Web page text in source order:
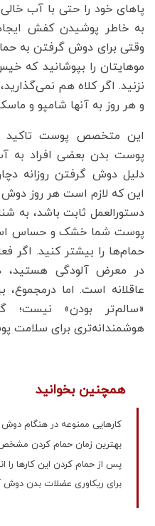
پاهای خود را حتی با آب
به خاطر پوشیدن کفش
وقتی برای دوش گرفتن به
موهایتان را بپوشانید که
نزنید. اگر کلاه هم
و هر روز به آنها شامپو و
این متخصص پوست تاکید
پوست بدن بعضی افراد
دلیل دوش گرفتن روزانه
این که لازم است هر روز دوش
دستورالعمل ثابت باشد، به
پوست شما خشک و حساس
حمام‌ها را بیشتر کنید. اگر
در معرض آلودگی هستید،
عاقلانه است. اما
«سالم‌تر بودن» نیست؛
هوشمندانه‌تری برای سلامت
همچنین بخوانید
کارهایی ممنوعه در هنگام
بهترین زمان حمام کردن
پس از حمام کردن این کارها را
برای ریکاوری عضلات بدن